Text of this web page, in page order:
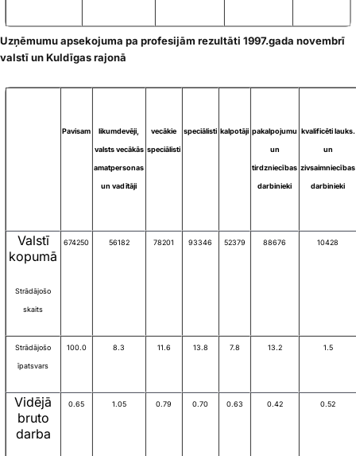
Uzņēmumu apsekojuma pa profesijām rezultāti 1997.gada novembrī
valstī un Kuldīgas rajonā
Pavisam likumdevēji,
valsts vecākās
amatpersonas
un vadītāji
vecākie
speciālisti
speciālisti kalpotāji pakalpojumu
un
tirdzniecības
darbinieki
kvalificēti lauks.
un
zivsaimniecības
darbinieki
Valstī
kopumā
Strādājošo
skaits
674250 56182 78201 93346 52379 88676 10428
Strādājošo
īpatsvars
100.0 8.3 11.6 13.8 7.8 13.2 1.5
Vidējā
bruto
darba
0.65 1.05 0.79 0.70 0.63 0.42 0.52